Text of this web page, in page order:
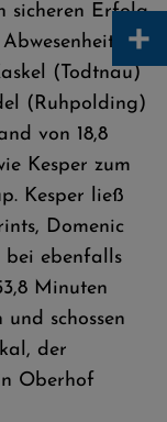
sicheren Erfolg
(Todtnau)
(Ruhpolding)
von 18,8
Kesper zum
Kesper ließ
Domenic
bei ebenfalls
Minuten
schossen
der
Oberhof
+